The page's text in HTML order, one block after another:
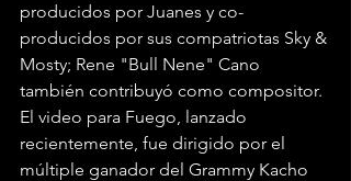
producidos por Juanes y co-
producidos por sus compatriotas Sky &
Mosty; Rene "Bull Nene" Cano
también contribuyó como compositor.
El video para Fuego, lanzado
recientemente, fue dirigido por el
múltiple ganador del Grammy Kacho